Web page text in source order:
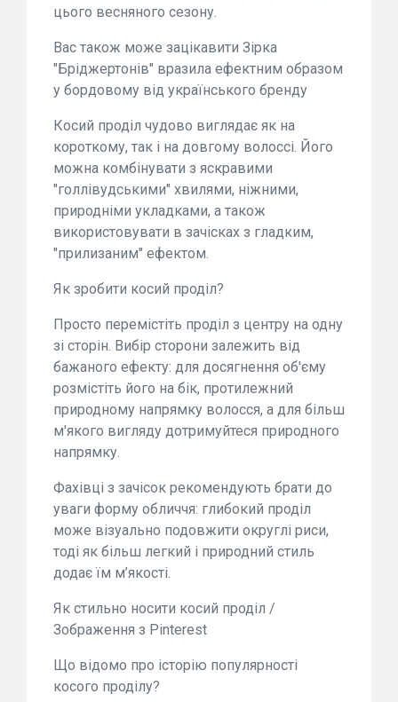
цього весняного сезону.
Вас також може зацікавити Зірка
"Бріджертонів" вразила ефектним образом
у бордовому від українського бренду
Косий проділ чудово виглядає як на
короткому, так і на довгому волоссі. Його
можна комбінувати з яскравими
"голлівудськими" хвилями, ніжними,
природніми укладками, а також
використовувати в зачісках з гладким,
"прилизаним" ефектом.
Як зробити косий проділ?
Просто перемістіть проділ з центру на одну
зі сторін. Вибір сторони залежить від
бажаного ефекту: для досягнення об'єму
розмістіть його на бік, протилежний
природному напрямку волосся, а для більш
м'якого вигляду дотримуйтеся природного
напрямку.
Фахівці з зачісок рекомендують брати до
уваги форму обличчя: глибокий проділ
може візуально подовжити округлі риси,
тоді як більш легкий і природний стиль
додає їм м’якості.
Як стильно носити косий проділ /
Зображення з Pinterest
Що відомо про історію популярності
косого проділу?